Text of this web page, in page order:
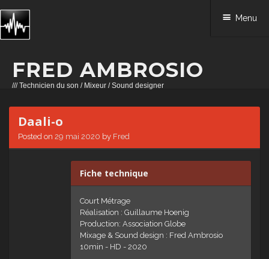
FRED AMBROSIO
/// Technicien du son / Mixeur / Sound designer
Menu
Skip to content
Daali-o
Posted on 29 mai 2020 by Fred
Fiche technique
Court Métrage
Réalisation : Guillaume Hoenig
Production: Association Globe
Mixage & Sound design : Fred Ambrosio
10min - HD - 2020